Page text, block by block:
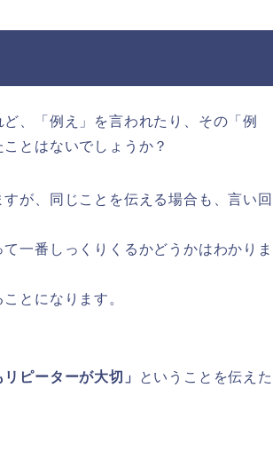
、「例え」を言われたり、その「例
とはないでしょうか？
が、同じことを伝える場合も、言い回
一番しっくりくるかどうかはわかりま
とになります。
ピーターが大切」
ということを伝えた